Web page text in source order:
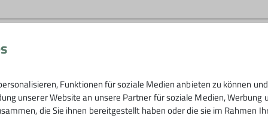
mit Erfahrung in den Bergen. Wir gehen
für eigene Unternehmungen finden.
mitbringen und dich sicher im Gebirge bewegen
du …
Funktionen für soziale Medien anbieten zu können
unserer Website an unsere Partner für soziale Medien, Werbung
die Sie ihnen bereitgestellt haben oder die sie im Rahmen